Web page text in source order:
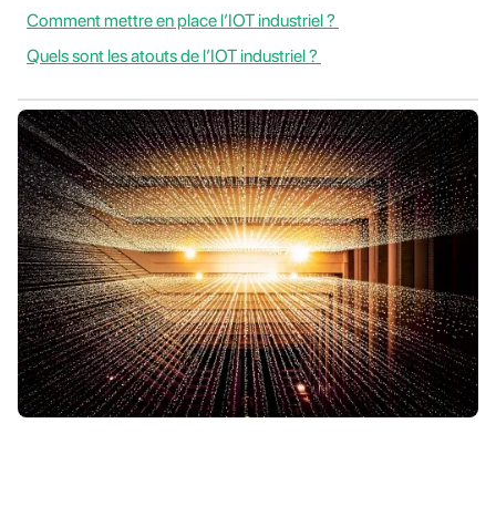
Comment mettre en place l’IOT industriel ?
Quels sont les atouts de l’IOT industriel ?